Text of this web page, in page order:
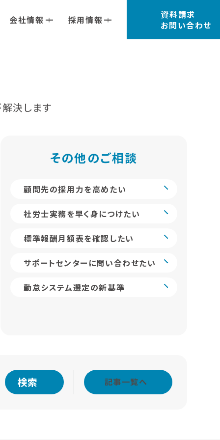
会社情報 採用情報
資料請求
お問い合わせ
決します
その他のご相談
顧問先の採用力を高めたい
社労士実務を早く身につけたい
標準報酬月額表を確認したい
サポートセンターに問い合わせたい
勤怠システム選定の新基準
検索 記事一覧へ